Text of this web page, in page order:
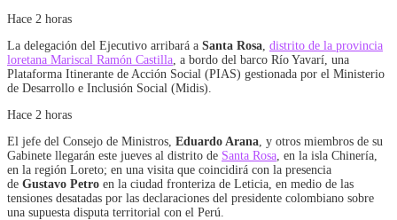
Hace 2 horas
La delegación del Ejecutivo arribará a Santa Rosa distrito de la provincia
loretana Mariscal Ramón Castilla , a bordo del barco Río Yavarí, una
Plataforma Itinerante de Acción Social (PIAS) gestionada por el Ministerio
de Desarrollo e Inclusión Social (Midis).
Hace 2 horas
El jefe del Consejo de Ministros, Eduardo Arana , y otros miembros de su
Gabinete llegarán este jueves al distrito de Santa Rosa , en la isla Chinería,
en la región Loreto; en una visita que coincidirá con la presencia
de Gustavo Petro en la ciudad fronteriza de Leticia, en medio de las
tensiones desatadas por las declaraciones del presidente colombiano sobre
una supuesta disputa territorial con el Perú.